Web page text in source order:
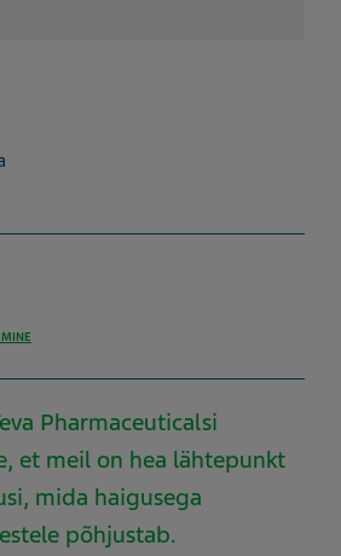
Pharmaceuticalsi
et meil on hea lähtepunkt
mida haigusega
põhjustab.